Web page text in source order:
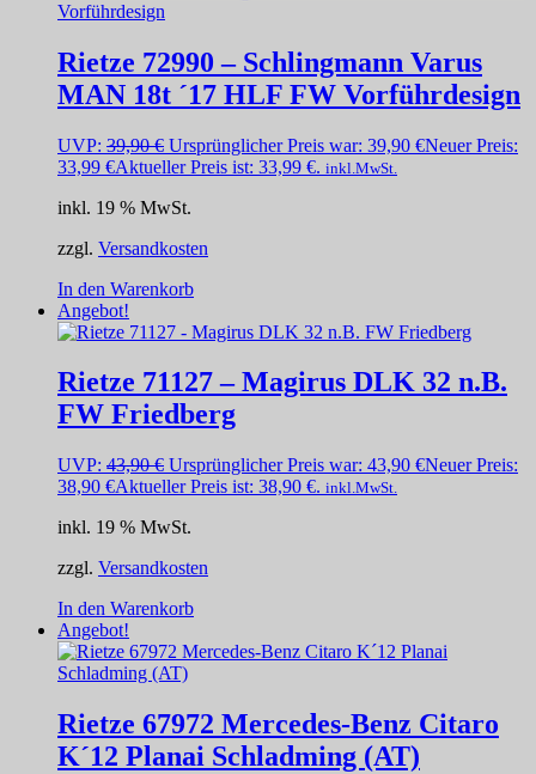
Rietze 72990 – Schlingmann Varus
MAN 18t ´17 HLF FW Vorführdesign
UVP: 39,90€ Ursprünglicher Preis war: 39,90 €Neuer Preis:
33,99 €Aktueller Preis ist: 33,99 €. inkl.MwSt.
inkl. 19 % MwSt.
zzgl. Versandkosten
In den Warenkorb
Angebot!
Rietze 71127 – Magirus DLK 32 n.B.
FW Friedberg
UVP: 43,90€ Ursprünglicher Preis war: 43,90 €Neuer Preis:
38,90 €Aktueller Preis ist: 38,90 €. inkl.MwSt.
inkl. 19 % MwSt.
zzgl. Versandkosten
In den Warenkorb
Angebot!
Rietze 67972 Mercedes-Benz Citaro
K´12 Planai Schladming (AT)